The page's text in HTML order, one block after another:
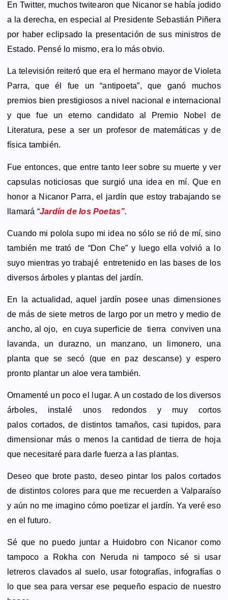
En Twitter, muchos twitearon que Nicanor se había jodido
a la derecha, en especial al Presidente Sebastián Piñera
por haber eclipsado la presentación de sus ministros de
Estado. Pensé lo mismo, era lo más obvio.
La televisión reiteró que era el hermano mayor de Violeta
Parra, que él fue un “antipoeta”, que ganó muchos
premios bien prestigiosos a nivel nacional e internacional
y que fue un eterno candidato al Premio Nobel de
Literatura, pese a ser un profesor de matemáticas y de
física también.
Fue entonces, que entre tanto leer sobre su muerte y ver
capsulas noticiosas que surgió una idea en mí. Que en
honor a Nicanor Parra, el jardín que estoy trabajando se
llamará “Jardín de los Poetas”.
Cuando mi polola supo mi idea no sólo se rió de mí, sino
también me trató de “Don Che” y luego ella volvió a lo
suyo mientras yo trabajé entretenido en las bases de los
diversos árboles y plantas del jardín.
En la actualidad, aquel jardín posee unas dimensiones
de más de siete metros de largo por un metro y medio de
ancho, al ojo, en cuya superficie de tierra conviven una
lavanda, un durazno, un manzano, un limonero, una
planta que se secó (que en paz descanse) y espero
pronto plantar un aloe vera también.
Ornamenté un poco el lugar. A un costado de los diversos
árboles, instalé unos redondos y muy cortos
palos cortados, de distintos tamaños, casi tupidos, para
dimensionar más o menos la cantidad de tierra de hoja
que necesitaré para darle fuerza a las plantas.
Deseo que brote pasto, deseo pintar los palos cortados
de distintos colores para que me recuerden a Valparaíso
y aún no me imagino cómo poetizar el jardín. Ya veré eso
en el futuro.
Sé que no puedo juntar a Huidobro con Nicanor como
tampoco a Rokha con Neruda ni tampoco sé si usar
letreros clavados al suelo, usar fotografías, infografías o
lo que sea para versar ese pequeño espacio de nuestro